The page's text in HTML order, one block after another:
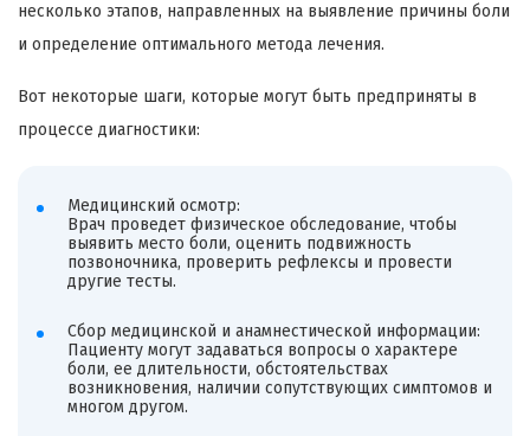
несколько этапов, направленных на выявление причины боли
и определение оптимального метода лечения.
Вот некоторые шаги, которые могут быть предприняты в
процессе диагностики:
Медицинский осмотр:
Врач проведет физическое обследование, чтобы
выявить место боли, оценить подвижность
позвоночника, проверить рефлексы и провести
другие тесты.
Сбор медицинской и анамнестической информации:
Пациенту могут задаваться вопросы о характере
боли, ее длительности, обстоятельствах
возникновения, наличии сопутствующих симптомов и
многом другом.